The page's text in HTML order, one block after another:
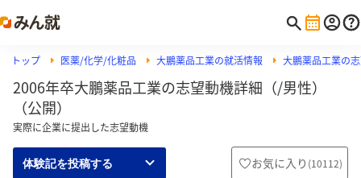
トップ 医薬/化学/化粧品 大鵬薬品工業の就活情報 大鵬薬品工業の
2006年卒大鵬薬品工業の志望動機詳細（/男性）
（公開）
実際に企業に提出した志望動機
体験記を投稿する お気に入り (10112)